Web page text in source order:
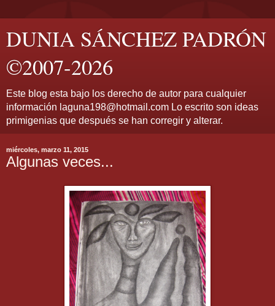
DUNIA SÁNCHEZ PADRÓN
©2007-2026
Este blog esta bajo los derecho de autor para cualquier
información laguna198@hotmail.com Lo escrito son ideas
primigenias que después se han corregir y alterar.
miércoles, marzo 11, 2015
Algunas veces...